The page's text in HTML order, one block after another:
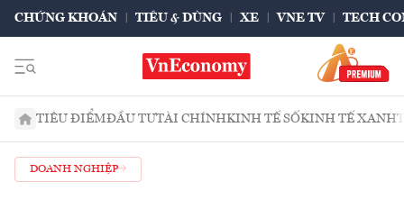
CHỨNG KHOÁN TIÊU & DÙNG XE VNE TV TECH
TIÊU ĐIỂMĐẦU TƯTÀI CHÍNHKINH TẾ SỐKINH TẾ XANH
DOANH NGHIỆP